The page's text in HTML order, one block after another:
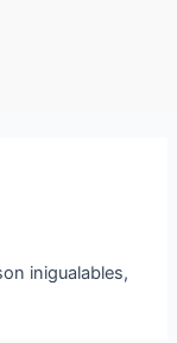
inigualables,